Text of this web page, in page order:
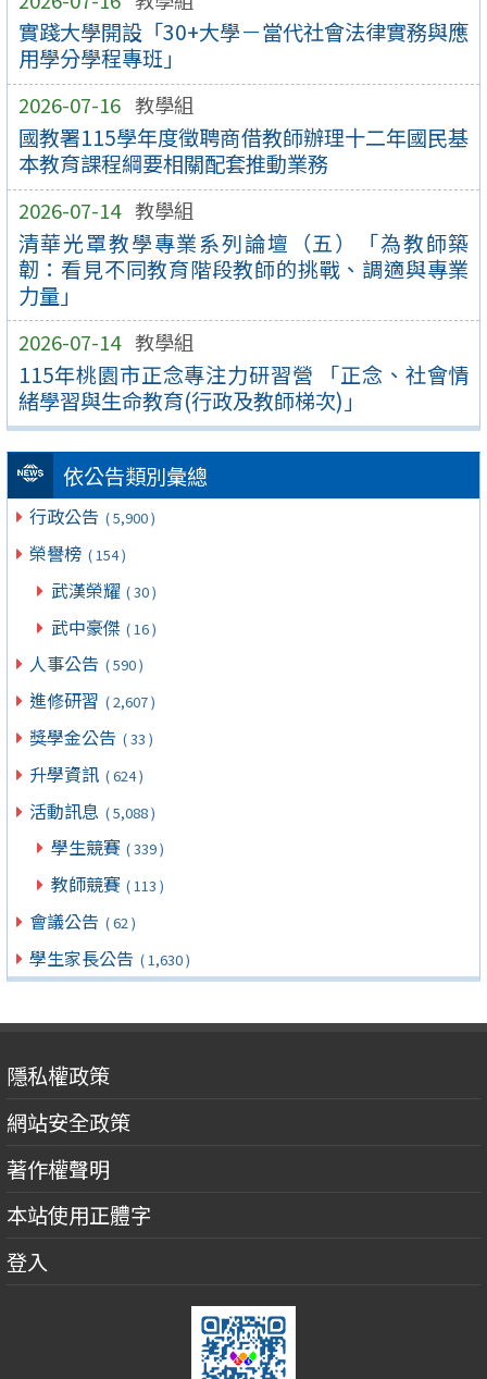
實踐大學開設「30+大學－當代社會法律實務與應
用學分學程專班」
2026-07-16 教學組
國教署115學年度徵聘商借教師辦理十二年國民基
本教育課程綱要相關配套推動業務
2026-07-14 教學組
清華光罩教學專業系列論壇（五）「為教師築
韌：看見不同教育階段教師的挑戰、調適與專業
力量」
2026-07-14 教學組
115年桃園市正念專注力研習營 「正念、社會情
緒學習與生命教育(行政及教師梯次)」
依公告類別彙總
行政公告 ( 5,900 )
榮譽榜 ( 154 )
武漢榮耀 ( 30 )
武中豪傑 ( 16 )
人事公告 ( 590 )
進修研習 ( 2,607 )
獎學金公告 ( 33 )
升學資訊 ( 624 )
活動訊息 ( 5,088 )
學生競賽 ( 339 )
教師競賽 ( 113 )
會議公告 ( 62 )
學生家長公告 ( 1,630 )
隱私權政策
網站安全政策
著作權聲明
本站使用正體字
登入